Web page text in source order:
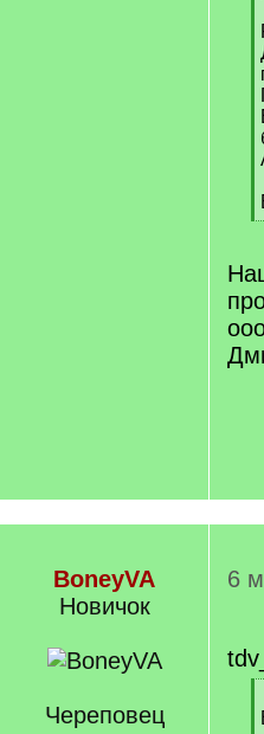
[
]
BoneyVA
Новичок
Череповец
6